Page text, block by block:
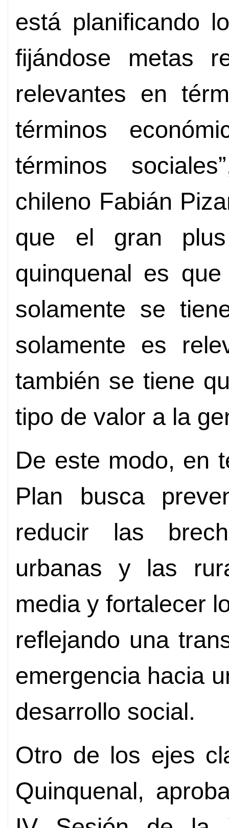
está planificando
fijándose metas
relevantes en
términos
términos
chileno Fabián
que el gran
quinquenal es
solamente se
solamente es
también se tiene
tipo de valor a la
De este modo, en
Plan busca
reducir las
urbanas y las
media y fortalecer
reflejando una
emergencia hacia
desarrollo social.
Otro de los ejes
Quinquenal,